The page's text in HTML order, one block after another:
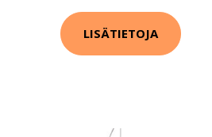
LISÄTIETOJA